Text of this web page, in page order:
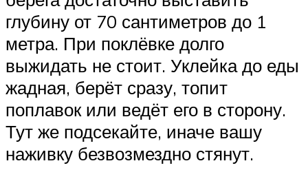
глубину от 70 сантиметров до 1
метра. При поклёвке долго
выжидать не стоит. Уклейка до еды
жадная, берёт сразу, топит
поплавок или ведёт его в сторону.
Тут же подсекайте, иначе вашу
наживку безвозмездно стянут.